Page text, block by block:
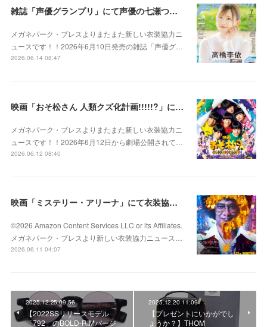
雑誌「声優グランプリ」にて声優の七瀬つむぎさんに衣装協力をさせていただきました！
メガネパーク・ブレスよりまたまた新しい衣装協力ニ
ュースです！！2026年6月10日発売の雑誌「声優グ…
2026.06.14 08:47
映画「おそ松さん 人類クズ化計画!!!!!?」にて衣装協力をさせていただきました！
メガネパーク・ブレスよりまたまた新しい衣装協力ニ
ュースです！！2026年6月12日から劇場公開されて…
2026.06.12 08:40
映画「ミステリー・アリーナ」にて衣装協力をさせていただきました！
©2026 Amazon Content Services LLC or its Affiliates.
メガネパーク・ブレスより新しい衣装協力ニュース…
2026.06.11 04:07
2025.12.25 09:56
【2022SSリリースモデル
「792」のBOLD-RIMバージ
2025.12.20 11:09
【プレゼントにいかがでし
ょうか？】THOM